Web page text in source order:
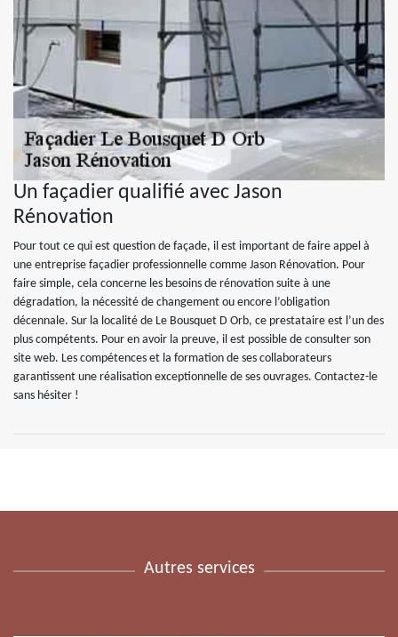
Un façadier qualifié avec Jason
Rénovation
Pour tout ce qui est question de façade, il est important de faire appel à
une entreprise façadier professionnelle comme Jason Rénovation. Pour
faire simple, cela concerne les besoins de rénovation suite à une
dégradation, la nécessité de changement ou encore l’obligation
décennale. Sur la localité de Le Bousquet D Orb, ce prestataire est l’un des
plus compétents. Pour en avoir la preuve, il est possible de consulter son
site web. Les compétences et la formation de ses collaborateurs
garantissent une réalisation exceptionnelle de ses ouvrages. Contactez-le
sans hésiter !
Autres services